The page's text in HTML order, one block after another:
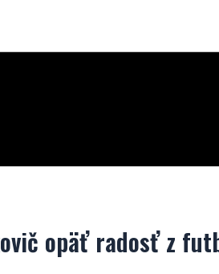
opäť radosť z